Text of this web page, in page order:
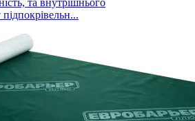
та внутрішнього